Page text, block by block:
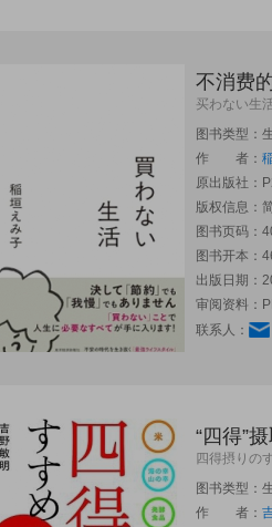
不消费
买わない生
图书类型：
作 者：
原出版社：
版权信息：
图书页码：
图书开本：
出版日期：
审阅资料：
联系人：
“四得”
四得摂りの
图书类型：
作 者：